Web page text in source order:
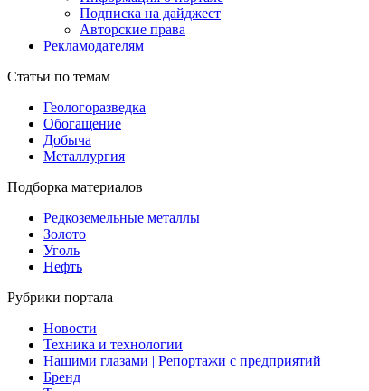
Подписка на дайджест
Авторские права
Рекламодателям
Статьи по темам
Геологоразведка
Обогащение
Добыча
Металлургия
Подборка материалов
Редкоземельные металлы
Золото
Уголь
Нефть
Рубрики портала
Новости
Техника и технологии
Нашими глазами | Репортажи с предприятий
Бренд